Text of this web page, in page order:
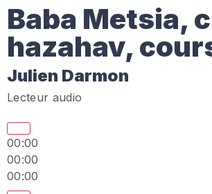
Baba Metsia,
hazahav,
Julien Darmon
Lecteur audio
00:00
00:00
00:00